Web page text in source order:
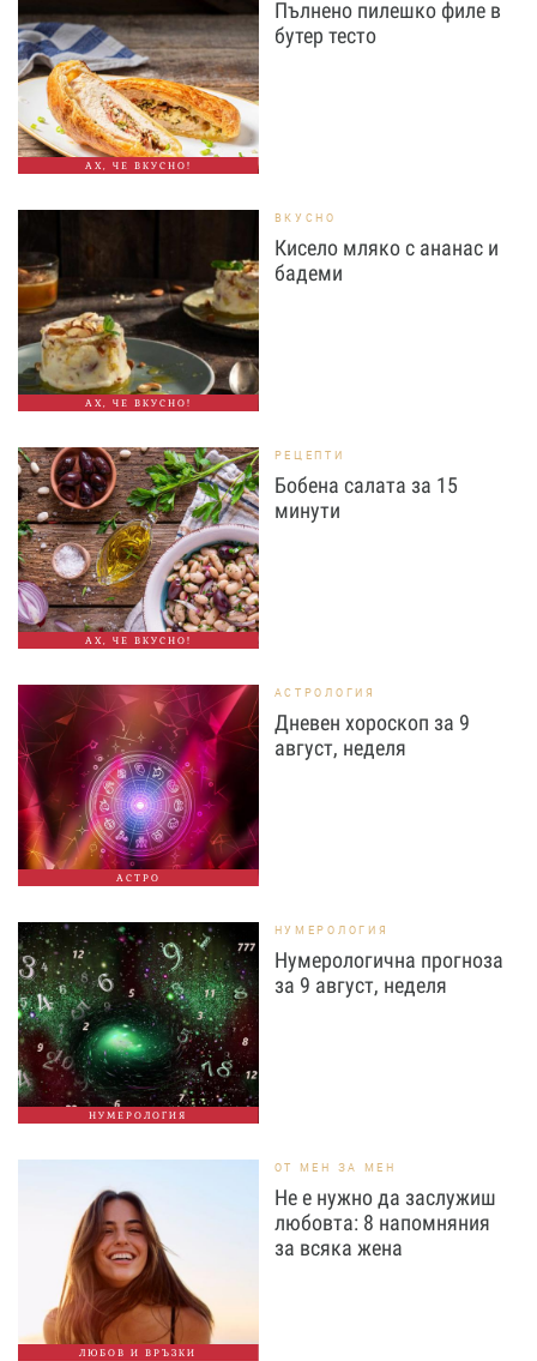
АХ, ЧЕ ВКУСНО!
Пълнено пилешко филе в
бутер тесто
АХ, ЧЕ ВКУСНО!
ВКУСНО
Кисело мляко с ананас и
бадеми
АХ, ЧЕ ВКУСНО!
РЕЦЕПТИ
Бобена салата за 15
минути
АСТРО
АСТРОЛОГИЯ
Дневен хороскоп за 9
август, неделя
НУМЕРОЛОГИЯ
НУМЕРОЛОГИЯ
Нумерологична прогноза
за 9 август, неделя
ЛЮБОВ И ВРЪЗКИ
ОТ МЕН ЗА МЕН
Не е нужно да заслужиш
любовта: 8 напомняния
за всяка жена